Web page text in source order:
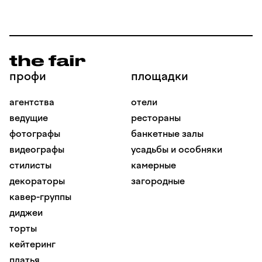
профи
агентства
ведущие
фотографы
видеографы
стилисты
декораторы
кавер-группы
диджеи
торты
кейтеринг
площадки
отели
рестораны
банкетные залы
усадьбы и особняки
камерные
загородные